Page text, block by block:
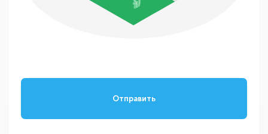
Отправить